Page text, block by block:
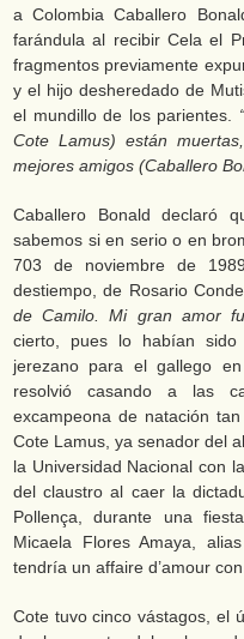
a Colombia Caballero
farándula al recibir Cela el
fragmentos previamente
y el hijo desheredado de
el mundillo de los parientes.
Cote Lamus) están
mejores amigos (Caballero
Caballero Bonald declaró
sabemos si en serio o en
703 de noviembre de
destiempo, de Rosario
de Camilo. Mi gran amor
cierto, pues lo habían
jerezano para el gallego
resolvió casando a las
excampeona de natación
Cote Lamus, ya senador del
la Universidad Nacional con
del claustro al caer la
Pollença, durante una
Micaela Flores Amaya,
tendría un affaire d’amour
Cote tuvo cinco vástagos, el